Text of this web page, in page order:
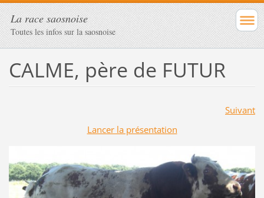
La race saosnoise
Toutes les infos sur la saosnoise
CALME, père de FUTUR
Suivant
Lancer la présentation